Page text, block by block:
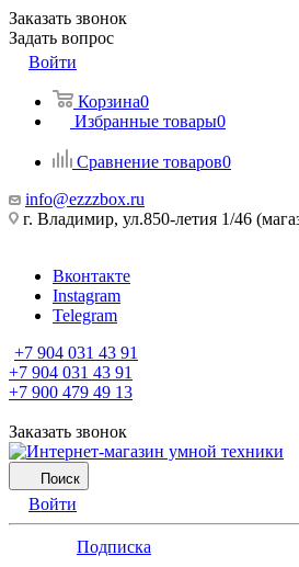
Заказать звонок
Задать вопрос
Войти
Корзина0
Избранные товары0
Сравнение товаров0
info@ezzzbox.ru
г. Владимир, ул.850-летия 1/46
Вконтакте
Instagram
Telegram
+7 904 031 43 91
+7 904 031 43 91
+7 900 479 49 13
Заказать звонок
Поиск
Войти
Подписка